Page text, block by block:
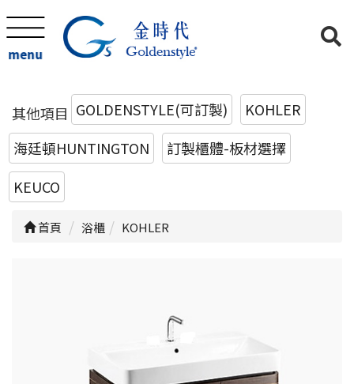
menu
其他項目 GOLDENSTYLE(可訂製)
KOHLER
海廷頓HUNTINGTON
訂製櫃體-板材選擇
KEUCO
首頁 浴櫃 KOHLER